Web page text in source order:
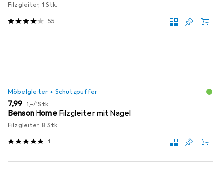
Filzgleiter, 1 Stk.
55
Möbelgleiter + Schutzpuffer
EUR
7,99 EUR
1,–/1Stk.
Benson Home Filzgleiter mit Nagel
Filzgleiter, 8 Stk.
1